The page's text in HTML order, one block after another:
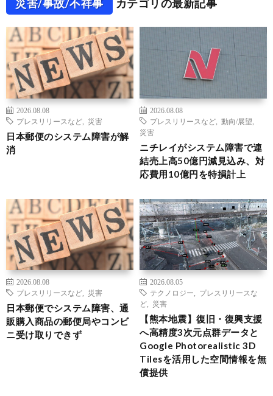
災害/事故/不祥事 カテゴリの最新記事
2026.08.08
プレスリリースなど
災害
日本郵便のシステム障害が解
消
2026.08.08
プレスリリースなど
動向/展望
災害
ニチレイがシステム障害で連
結売上高50億円減見込み、対
応費用10億円を特損計上
2026.08.08
プレスリリースなど
災害
日本郵便でシステム障害、通
販購入商品の郵便局やコンビ
ニ受け取りできず
2026.08.05
テクノロジー
プレスリリースな
ど
災害
【熊本地震】復旧・復興支援
へ高精度3次元点群データと
Google Photorealistic 3D
Tilesを活用した空間情報を無
償提供